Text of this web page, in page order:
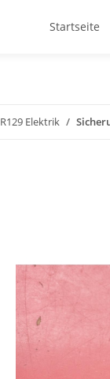
Startseite
R129 Elektrik